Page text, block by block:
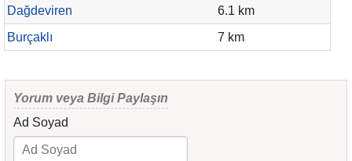
Dağdeviren
6.1 km
Burçaklı
7 km
Yorum veya Bilgi Paylaşın
Ad Soyad